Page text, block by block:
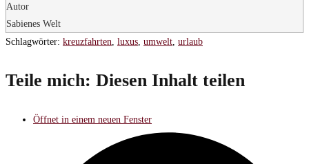
Autor
Sabienes Welt
Schlagwörter: kreuzfahrten, luxus, umwelt, urlaub
Teile mich: Diesen Inhalt teilen
Öffnet in einem neuen Fenster